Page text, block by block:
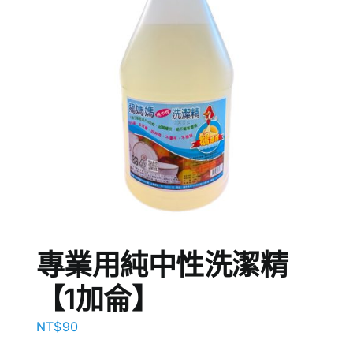
專業用純中性洗潔精
【1加侖】
NT$90